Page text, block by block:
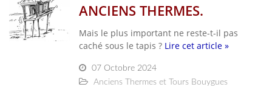
ANCIENS THERMES.
Mais le plus important ne reste-t-il pas
caché sous le tapis ? Lire cet article »
07 Octobre 2024
Anciens Thermes et Tours Bouygues